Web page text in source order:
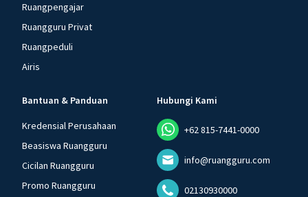
Ruangpengajar
Ruangguru Privat
Ruangpeduli
Airis
Bantuan & Panduan
Kredensial Perusahaan
Beasiswa Ruangguru
Cicilan Ruangguru
Promo Ruangguru
Hubungi Kami
+62 815-7441-0000
info@ruangguru.com
02130930000